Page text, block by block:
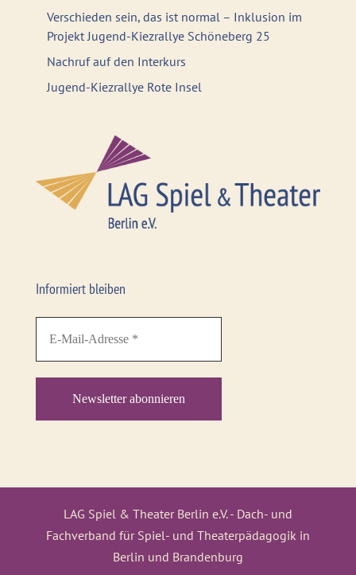
Verschieden sein, das ist normal – Inklusion im
Projekt Jugend-Kiezrallye Schöneberg 25
Nachruf auf den Interkurs
Jugend-Kiezrallye Rote Insel
Informiert bleiben
LAG Spiel & Theater Berlin e.V. - Dach- und
Fachverband für Spiel- und Theaterpädagogik in
Berlin und Brandenburg